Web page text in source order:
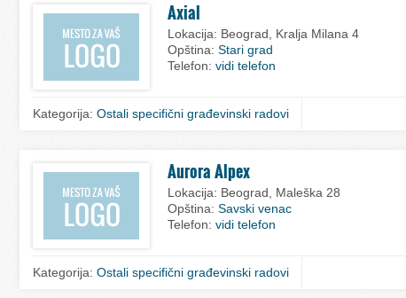
Axial
Lokacija: Beograd, Kralja Milana 4
Opština: Stari grad
Telefon: vidi telefon
Kategorija: Ostali specifični građevinski radovi
Aurora Alpex
Lokacija: Beograd, Maleška 28
Opština: Savski venac
Telefon: vidi telefon
Kategorija: Ostali specifični građevinski radovi